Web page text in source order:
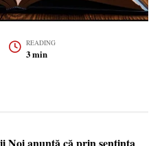
READING
3 min